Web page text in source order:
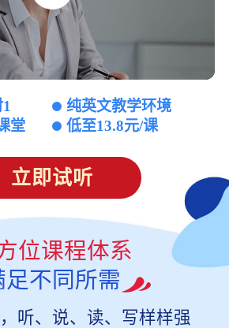
纯英文教学环境
堂
低至13.8元/课
立即试听
位课程体系
足不同所需
听、说、读、写样样强